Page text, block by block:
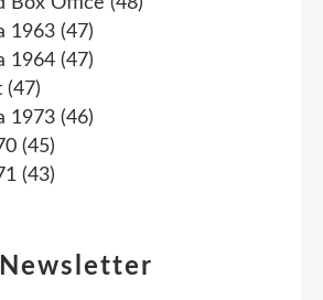
Newsletter
1963 (47)
1964 (47)
(47)
1973 (46)
(45)
(43)